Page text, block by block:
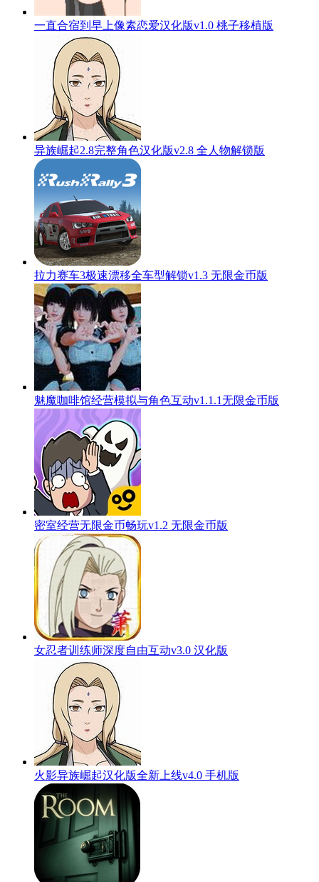
一直合宿到早上像素恋爱汉化版v1.0 桃子移植版
异族崛起2.8完整角色汉化版v2.8 全人物解锁版
拉力赛车3极速漂移全车型解锁v1.3 无限金币版
魅魔咖啡馆经营模拟与角色互动v1.1.1无限金币版
密室经营无限金币畅玩v1.2 无限金币版
女忍者训练师深度自由互动v3.0 汉化版
火影异族崛起汉化版全新上线v4.0 手机版